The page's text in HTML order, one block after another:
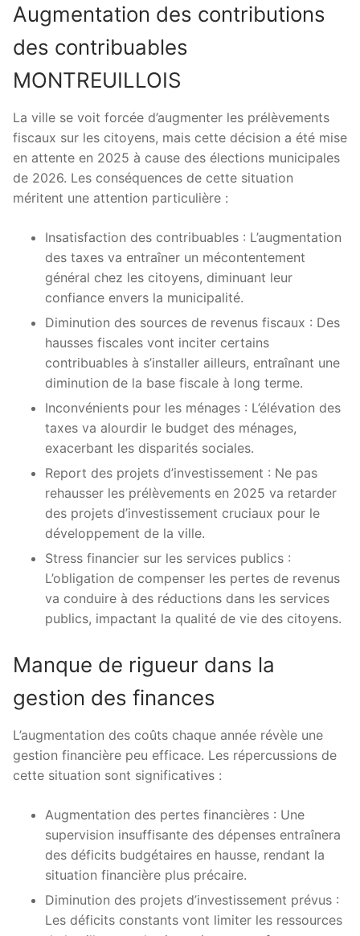
Augmentation des contributions
des contribuables
MONTREUILLOIS
La ville se voit forcée d’augmenter les prélèvements
fiscaux sur les citoyens, mais cette décision a été mise
en attente en 2025 à cause des élections municipales
de 2026. Les conséquences de cette situation
méritent une attention particulière :
Insatisfaction des contribuables : L’augmentation
des taxes va entraîner un mécontentement
général chez les citoyens, diminuant leur
confiance envers la municipalité.
Diminution des sources de revenus fiscaux : Des
hausses fiscales vont inciter certains
contribuables à s’installer ailleurs, entraînant une
diminution de la base fiscale à long terme.
Inconvénients pour les ménages : L’élévation des
taxes va alourdir le budget des ménages,
exacerbant les disparités sociales.
Report des projets d’investissement : Ne pas
rehausser les prélèvements en 2025 va retarder
des projets d’investissement cruciaux pour le
développement de la ville.
Stress financier sur les services publics :
L’obligation de compenser les pertes de revenus
va conduire à des réductions dans les services
publics, impactant la qualité de vie des citoyens.
Manque de rigueur dans la
gestion des finances
L’augmentation des coûts chaque année révèle une
gestion financière peu efficace. Les répercussions de
cette situation sont significatives :
Augmentation des pertes financières : Une
supervision insuffisante des dépenses entraînera
des déficits budgétaires en hausse, rendant la
situation financière plus précaire.
Diminution des projets d’investissement prévus :
Les déficits constants vont limiter les ressources